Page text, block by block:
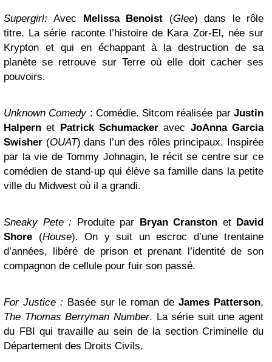
Supergirl:Avec Melissa Benoist (Glee) dans le rôle
titre. La série raconte l’histoire de Kara Zor-El, née sur
Krypton et qui en échappant à la destruction de sa
planète se retrouve sur Terre où elle doit cacher ses
pouvoirs.
Unknown Comedy: Comédie. Sitcom réalisée parJustin
Halpern et Patrick Schumacker avec JoAnna Garcia
Swisher (OUAT) dans l’un des rôles principaux. Inspirée
par la vie de Tommy Johnagin, le récit se centre sur ce
comédien de stand-up qui élève sa famille dans la petite
ville du Midwest où il a grandi.
Sneaky Pete : Produite par Bryan Cranston et David
Shore (House). On y suit un escroc d’une trentaine
d’années, libéré de prison et prenant l’identité de son
compagnon de cellule pour fuir son passé.
For Justice : Basée sur le roman deJames Patterson,
The Thomas Berryman Number. La série suit une agent
du FBI qui travaille au sein de la section Criminelle du
Département des Droits Civils.